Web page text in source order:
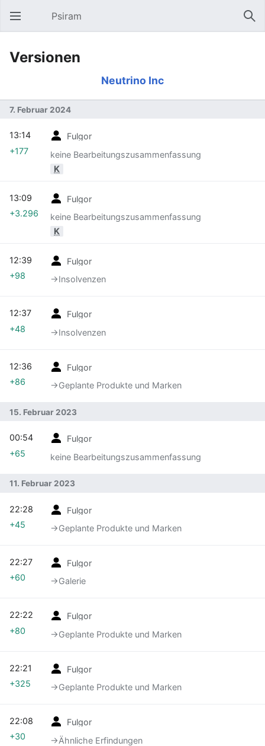
Hauptmenü öffnen Psiram
Versionen
Neutrino Inc
7. Februar 2024
Fulgor
keine Bearbeitungszusammenfassung
K
13:14
+177
Fulgor
keine Bearbeitungszusammenfassung
K
13:09
+3.296
Fulgor
→‎Insolvenzen
12:39
+98
Fulgor
→‎Insolvenzen
12:37
+48
Fulgor
→‎Geplante Produkte und Marken
12:36
+86
15. Februar 2023
Fulgor
keine Bearbeitungszusammenfassung
00:54
+65
11. Februar 2023
Fulgor
→‎Geplante Produkte und Marken
22:28
+45
Fulgor
→‎Galerie
22:27
+60
Fulgor
→‎Geplante Produkte und Marken
22:22
+80
Fulgor
→‎Geplante Produkte und Marken
22:21
+325
Fulgor
→‎Ähnliche Erfindungen
22:08
+30